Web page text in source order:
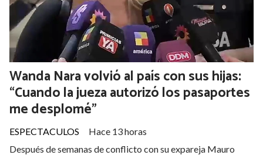
Wanda Nara volvió al país con sus hijas:
“Cuando la jueza autorizó los pasaportes
me desplomé”
ESPECTACULOS
Hace 13 horas
Después de semanas de conflicto con su expareja Mauro